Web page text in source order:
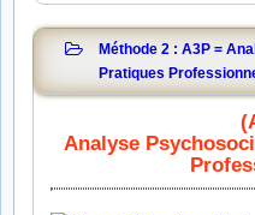
Méthode 2 : A3P =
Pratiques
Analyse